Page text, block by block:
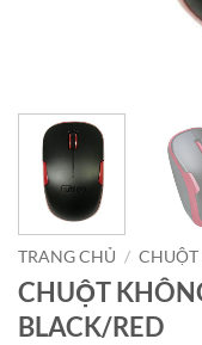
TRANG CHỦ /
CHUỘT
BLACK/RED